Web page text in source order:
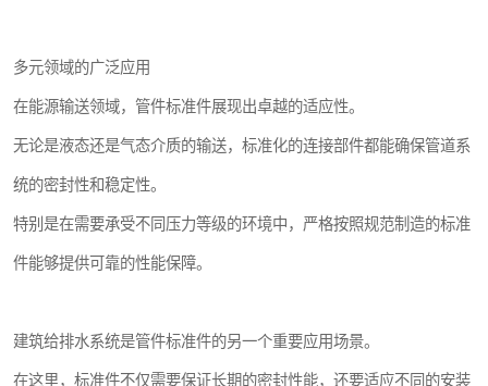
多元领域的广泛应用
在能源输送领域，管件标准件展现出卓越的适应性。
无论是液态还是气态介质的输送，标准化的连接部件都能确保管道系
统的密封性和稳定性。
特别是在需要承受不同压力等级的环境中，严格按照规范制造的标准
件能够提供可靠的性能保障。
建筑给排水系统是管件标准件的另一个重要应用场景。
在这里，标准件不仅需要保证长期的密封性能，还要适应不同的安装